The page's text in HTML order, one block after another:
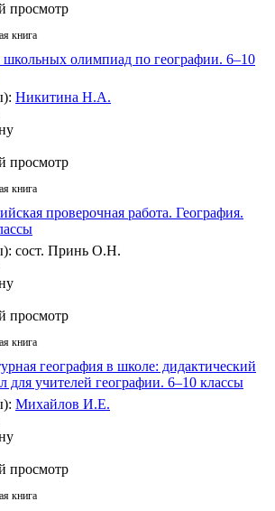
просмотр
книга
школьных олимпиад по географии. 6–10
Никитина Н.А.
просмотр
книга
проверочная работа. География.
сост. Принь О.Н.
просмотр
книга
география в школе: дидактический
для учителей географии. 6–10 классы
Михайлов И.Е.
просмотр
книга